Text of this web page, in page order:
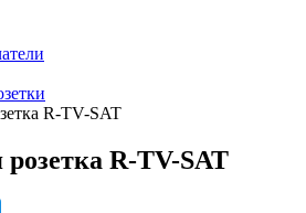
R-TV-SAT
R-TV-SAT